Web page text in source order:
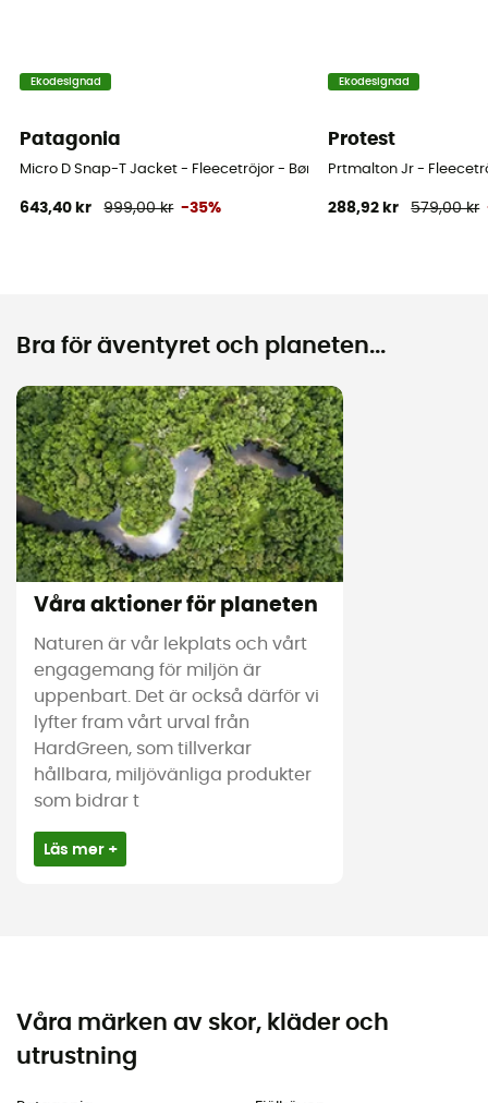
Ekodesignad
Patagonia
Micro D Snap-T Jacket - Fleecetröjor - Børn
643,40 kr 999,00 kr -35%
Ekodesignad
Protest
Prtmalton Jr -
288,92 kr 579,00 kr
Bra för äventyret och planeten...
Våra aktioner för planeten
Naturen är vår lekplats och vårt
engagemang för miljön är
uppenbart. Det är också därför vi
lyfter fram vårt urval från
HardGreen, som tillverkar
hållbara, miljövänliga produkter
som bidrar t
Läs mer +
Våra märken av skor, kläder och
utrustning